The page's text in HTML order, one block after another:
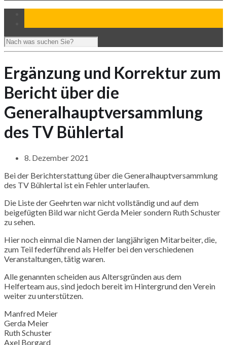
Ergänzung und Korrektur zum
Bericht über die
Generalhauptversammlung
des TV Bühlertal
8. Dezember 2021
Bei der Berichterstattung über die Generalhauptversammlung
des TV Bühlertal ist ein Fehler unterlaufen.
Die Liste der Geehrten war nicht vollständig und auf dem
beigefügten Bild war nicht Gerda Meier sondern Ruth Schuster
zu sehen.
Hier noch einmal die Namen der langjährigen Mitarbeiter, die,
zum Teil federführend als Helfer bei den verschiedenen
Veranstaltungen, tätig waren.
Alle genannten scheiden aus Altersgründen aus dem
Helferteam aus, sind jedoch bereit im Hintergrund den Verein
weiter zu unterstützen.
Manfred Meier
Gerda Meier
Ruth Schuster
Axel Borgard